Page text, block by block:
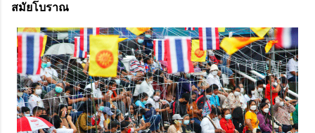
สมัยโบราณ